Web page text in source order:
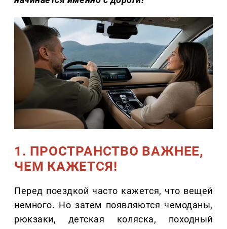
1. ПРОСТРАНСТВО ВАЖНЕЕ,
ЧЕМ КАЖЕТСЯ!
Перед поездкой часто кажется, что вещей
немного. Но затем появляются чемоданы,
рюкзаки, детская коляска, походный